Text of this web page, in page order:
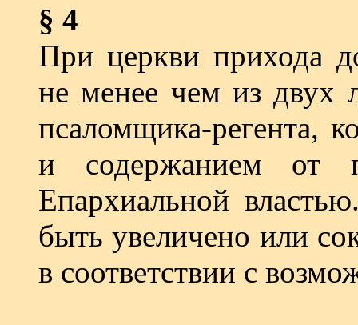
§ 4
При церкви прихода
не менее чем из двух
псаломщика-регента,
и содержанием от
Епархиальной
быть увели­чено или
в соответствии с